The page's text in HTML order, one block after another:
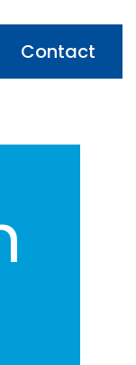
Contact